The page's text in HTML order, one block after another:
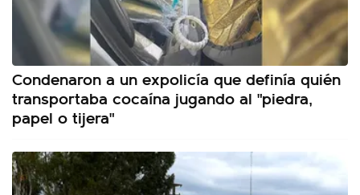
Condenaron a un expolicía que definía quién
transportaba cocaína jugando al "piedra,
papel o tijera"